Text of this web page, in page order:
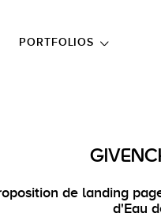
PORTFOLIOS
de landing
d'Eau